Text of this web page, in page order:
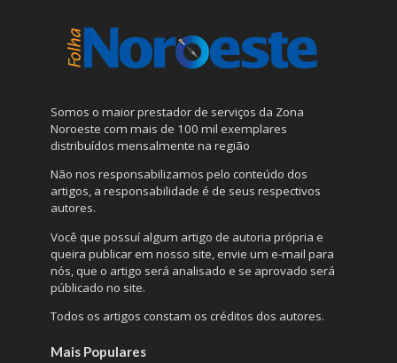
Somos o maior prestador de serviços da Zona
Noroeste com mais de 100 mil exemplares
distribuídos mensalmente na região
Não nos responsabilizamos pelo conteúdo dos
artigos, a responsabilidade é de seus respectivos
autores.
Você que possuí algum artigo de autoria própria e
queira publicar em nosso site, envie um e-mail para
nós, que o artigo será analisado e se aprovado será
públicado no site.
Todos os artigos constam os créditos dos autores.
Mais Populares